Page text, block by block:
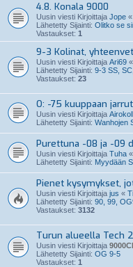
4.8. Konala 9000
Uusin viesti Kirjoittaja Jope «
Lähetetty Sijainti: Olitko se
Vastaukset: 1
9-3 Kolinat,
Uusin viesti Kirjoittaja Ari69 «
Lähetetty Sijainti: 9-3 SS,
Vastaukset: 23
O: -75 kuuppaan
Uusin viesti Kirjoittaja
Lähetetty Sijainti: Wanhojen
Purettuna -08 ja -09
Uusin viesti Kirjoittaja Tuha «
Lähetetty Sijainti: Myydään
Pienet kysymykset,
Uusin viesti Kirjoittaja jus «
Lähetetty Sijainti: 90, 99,
Vastaukset: 3132
Turun alueella Tech
Uusin viesti Kirjoittaja
Lähetetty Sijainti: OG 9-5
Vastaukset: 1